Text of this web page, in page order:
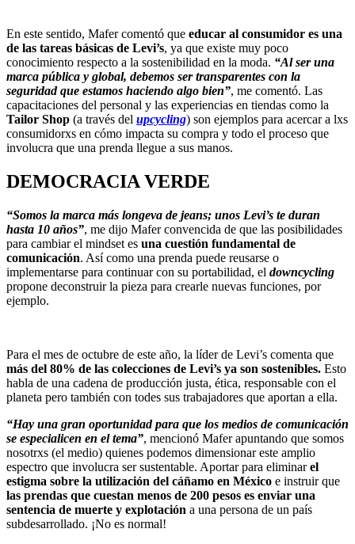
En este sentido, Mafer comentó que educar al consumidor es una
de las tareas básicas de Levi’s, ya que existe muy poco
conocimiento respecto a la sostenibilidad en la moda. “Al ser una
marca pública y global, debemos ser transparentes con la
seguridad que estamos haciendo algo bien”, me comentó. Las
capacitaciones del personal y las experiencias en tiendas como la
Tailor Shop (a través del upcycling) son ejemplos para acercar a lxs
consumidorxs en cómo impacta su compra y todo el proceso que
involucra que una prenda llegue a sus manos.
DEMOCRACIA VERDE
“Somos la marca más longeva de jeans; unos Levi’s te duran
hasta 10 años”, me dijo Mafer convencida de que las posibilidades
para cambiar el mindset es una cuestión fundamental de
comunicación. Así como una prenda puede reusarse o
implementarse para continuar con su portabilidad, el downcycling
propone deconstruir la pieza para crearle nuevas funciones, por
ejemplo.
Para el mes de octubre de este año, la líder de Levi’s comenta que
más del 80% de las colecciones de Levi’s ya son sostenibles. Esto
habla de una cadena de producción justa, ética, responsable con el
planeta pero también con todes sus trabajadores que aportan a ella.
“Hay una gran oportunidad para que los medios de comunicación
se especialicen en el tema”, mencionó Mafer apuntando que somos
nosotrxs (el medio) quienes podemos dimensionar este amplio
espectro que involucra ser sustentable. Aportar para eliminarel
estigma sobre la utilización del cáñamo en México e instruir que
las prendas que cuestan menos de 200 pesos es enviar una
sentencia de muerte y explotación a una persona de un país
subdesarrollado. ¡No es normal!